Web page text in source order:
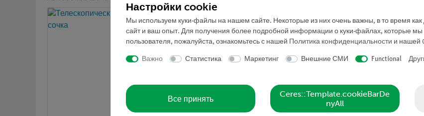
Настройки cookie
Мы используем куки-файлы на нашем сайте. Некоторые из них очень важны, в то время как
сайт и ваш опыт. Для получения более подробной информации о куки-файлах, которые мы
пользователя, пожалуйста, ознакомьтесь с нашей Политика конфиденциальности и нашей
Важно Статистика Маркетинг Внешние СМИ Functional
Все принять
Ceres::Template.cookieBarDe
nyAll